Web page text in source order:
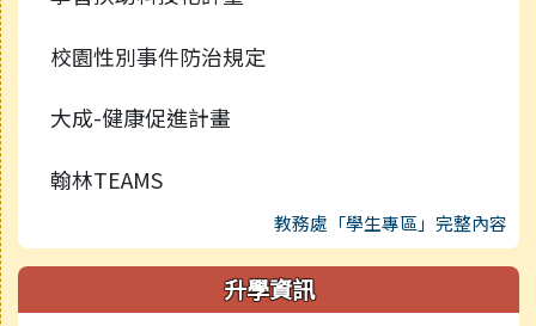
校園性別事件防治規定
大成-健康促進計畫
翰林TEAMS
教務處「學生專區」完整內容
升學資訊